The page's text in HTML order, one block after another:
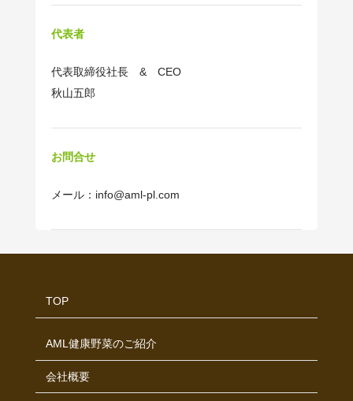
代表者
代表取締役社長 & CEO
秋山五郎
お問合せ
メール：info@aml-pl.com
TOP
AML健康野菜のご紹介
会社概要